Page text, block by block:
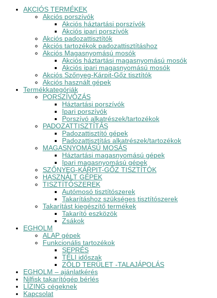
AKCIÓS TERMÉKEK
Akciós porszívók
Akciós háztartási porszívók
Akciós ipari porszívók
Akciós padozattisztítók
Akciós tartozékok padozattisztításhoz
Akciós Magasnyomású mosók
Akciós háztartási magasnyomású mosók
Akciós ipari magasnyomású mosók
Akciós Szőnyeg-Kárpit-Gőz tisztítók
Akciós használt gépek
Termékkategóriák
PORSZÍVÓZÁS
Háztartási porszívók
Ipari porszívók
Porszívó alkatrészek/tartozékok
PADOZATTISZTÍTÁS
Padozattisztító gépek
Padozattisztítás alkatrészek/tartozékok
MAGASNYOMÁSÚ MOSÁS
Háztartási magasnyomású gépek
Ipari magasnyomású gépek
SZŐNYEG-KÁRPIT-GŐZ TISZTÍTÓK
HASZNÁLT GÉPEK
TISZTÍTÓSZEREK
Autómosó tisztítószerek
Takarításhoz szükséges tisztítószerek
Takarítást kiegészítő termékek
Takarító eszközök
Zsákok
EGHOLM
ALAP gépek
Funkcionális tartozékok
SEPRÉS
TÉLI időszak
ZÖLD TERÜLET -TALAJÁPOLÁS
EGHOLM – ajánlatkérés
Nilfisk takarítógép bérlés
LÍZING cégeknek
Kapcsolat